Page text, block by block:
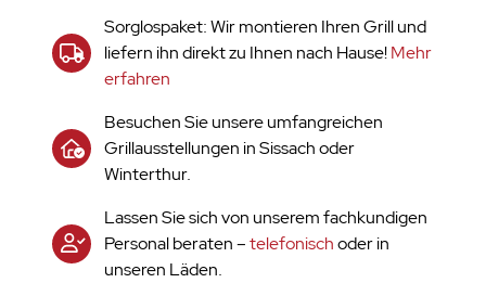
Sorglospaket: Wir montieren Ihren Grill und
liefern ihn direkt zu Ihnen nach Hause!Mehr
erfahren
Besuchen Sie unsere umfangreichen
Grillausstellungen in Sissach oder
Winterthur.
Lassen Sie sich von unserem fachkundigen
Personal beraten –telefonischoder in
unseren Läden.